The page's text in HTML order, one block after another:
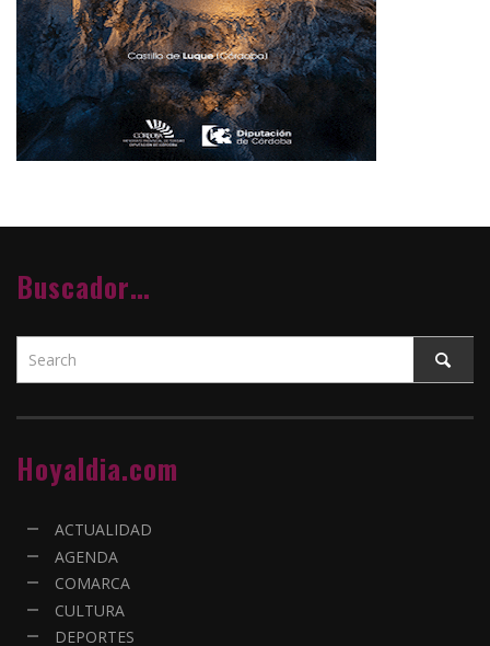
Buscador…
Hoyaldia.com
ACTUALIDAD
AGENDA
COMARCA
CULTURA
DEPORTES